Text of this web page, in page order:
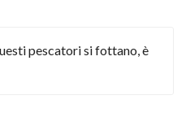
pescatori si fottano, è